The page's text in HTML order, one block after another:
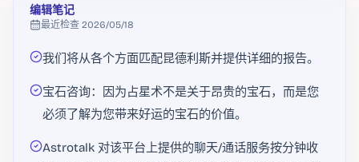
编辑笔记
最近检查 2026/05/18
我们将从各个方面匹配昆德利斯并提供详细的报告。
宝石咨询：因为占星术不是关于昂贵的宝石，而是您
必须了解为您带来好运的宝石的价值。
Astrotalk 对该平台上提供的聊天/通话服务按分钟收